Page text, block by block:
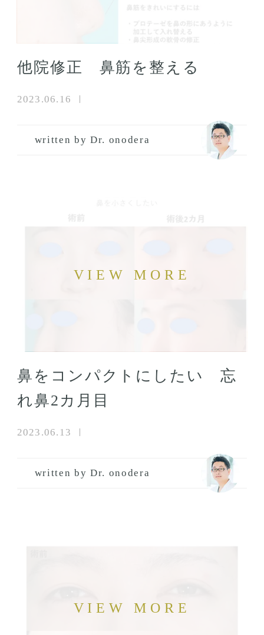
他院修正 鼻筋を整える
2023.06.16
written by Dr. onodera
鼻をコンパクトにしたい 忘
れ鼻2カ月目
2023.06.13
written by Dr. onodera